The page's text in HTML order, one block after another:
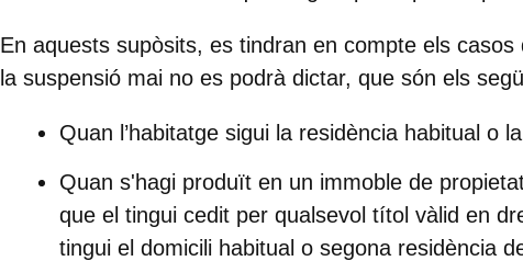
En aquests supòsits, es tindran en compte els
la suspensió mai no es podrà dictar, que són els
Quan l’habitatge sigui la residència habitual o
Quan s'hagi produït en un immoble de
que el tingui cedit per qualsevol títol vàlid en
tingui el domicili habitual o segona residència